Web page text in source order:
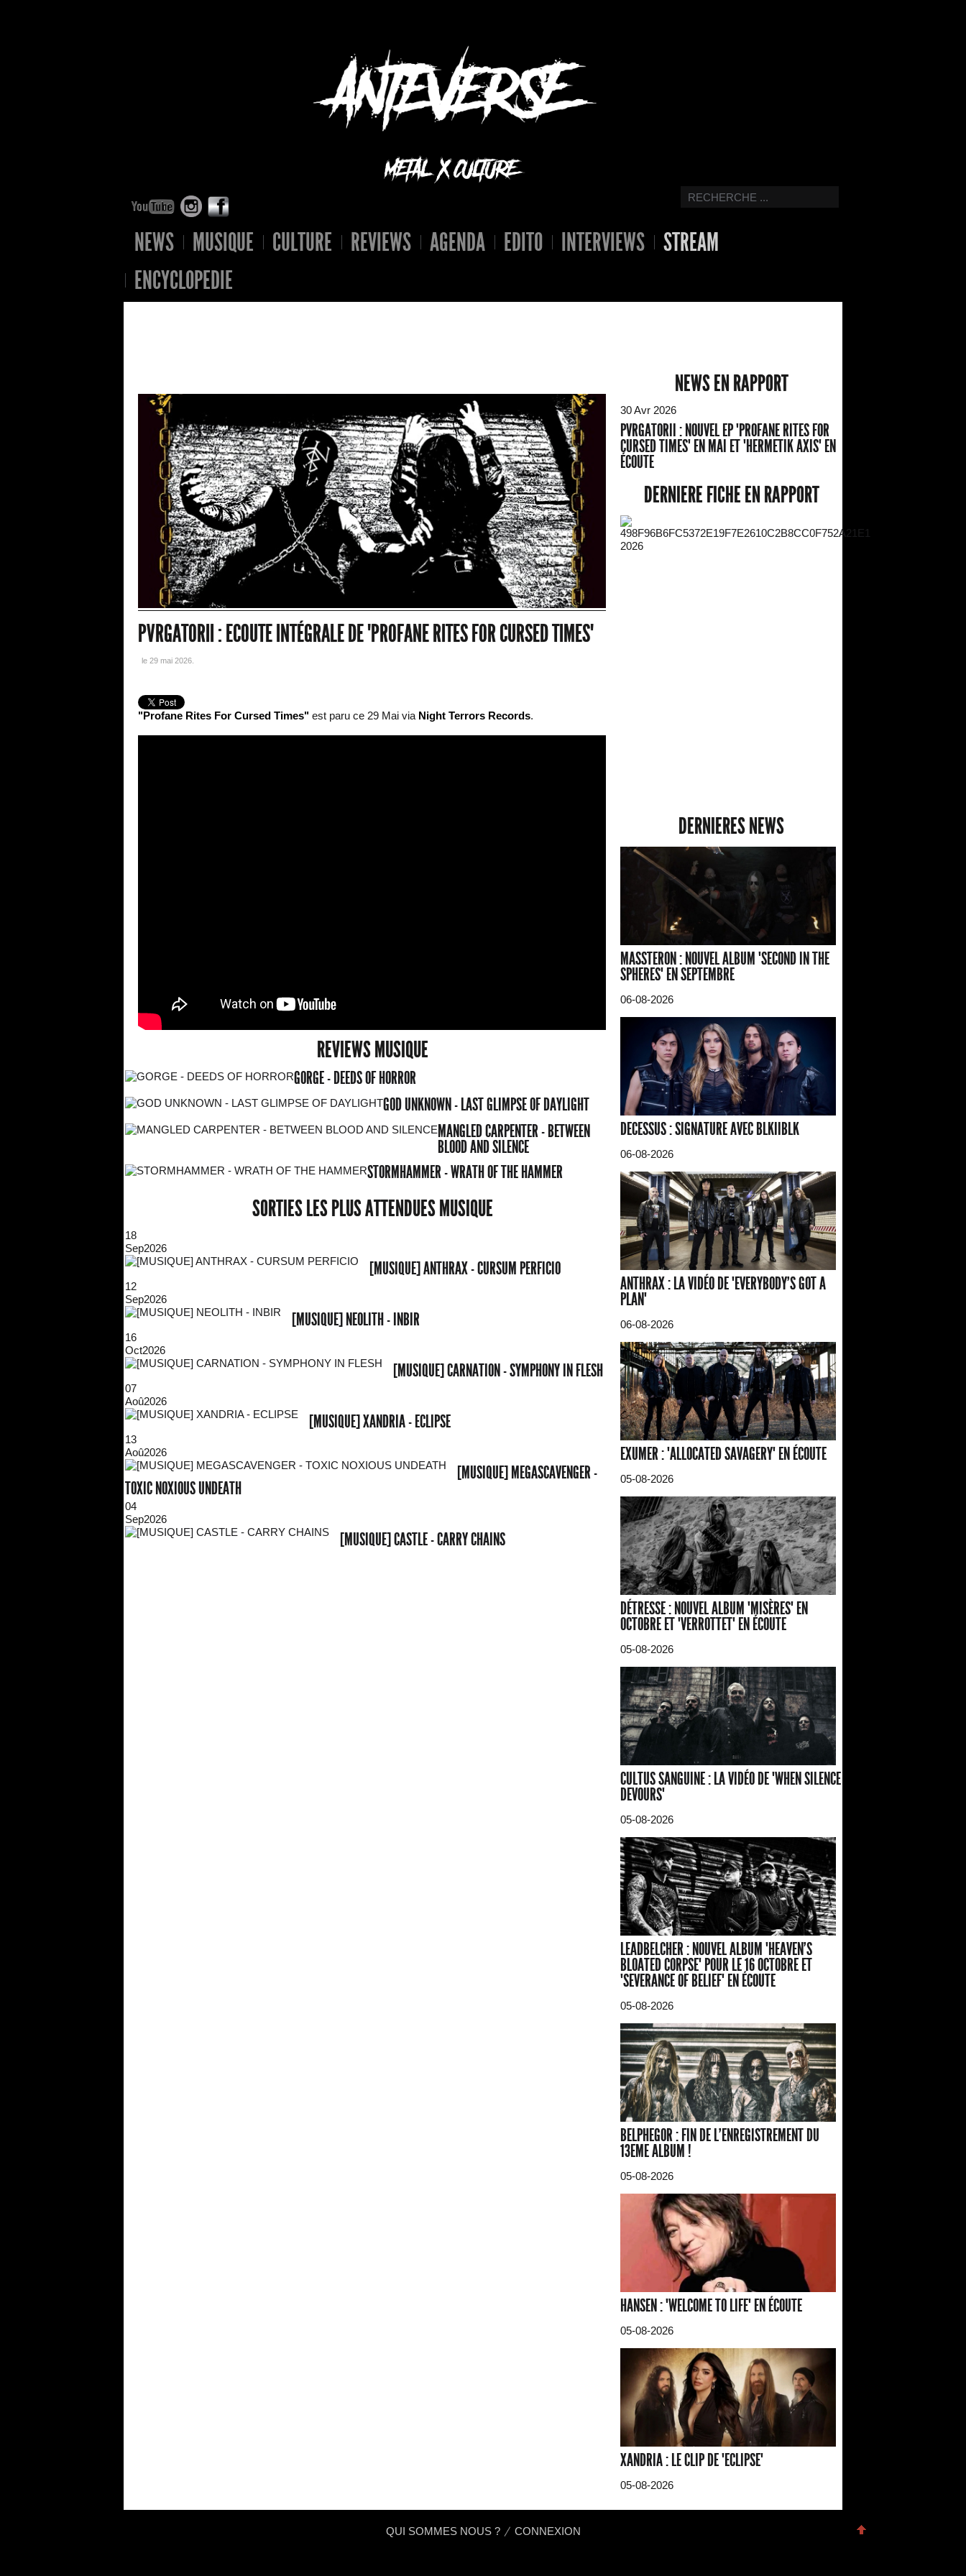
NEWS MUSIQUE CULTURE REVIEWS AGENDA EDITO INTERVIEWS
STREAM
ENCYCLOPEDIE
PVRGATORII : ECOUTE INTÉGRALE DE "PROFANE RITES FOR CURSED TIMES"
le 29 mai 2026
"Profane Rites For Cursed Times" est paru ce 29 Mai via Night Terrors Records.
REVIEWS MUSIQUE
GORGE - DEEDS OF HORROR
GOD UNKNOWN - LAST GLIMPSE OF DAYLIGHT
MANGLED CARPENTER - BETWEEN
BLOOD AND SILENCE
STORMHAMMER - WRATH OF THE HAMMER
SORTIES LES PLUS ATTENDUES MUSIQUE
18
Sep2026
[MUSIQUE] ANTHRAX - CURSUM PERFICIO
12
Sep2026
[MUSIQUE] NEOLITH - INBIR
16
Oct2026
[MUSIQUE] CARNATION - SYMPHONY IN FLESH
07
Aoû2026
[MUSIQUE] XANDRIA - ECLIPSE
13
Aoû2026
[MUSIQUE] MEGASCAVENGER -
TOXIC NOXIOUS UNDEATH
04
Sep2026
[MUSIQUE] CASTLE - CARRY CHAINS
NEWS EN RAPPORT
30 Avr 2026
PVRGATORII : NOUVEL EP "PROFANE RITES FOR
CURSED TIMES" EN MAI ET "HERMETIK AXIS" EN
ÉCOUTE
DERNIERE FICHE EN RAPPORT
2026
DERNIERES NEWS
MASSTERON : NOUVEL ALBUM "SECOND IN THE
SPHERES" EN SEPTEMBRE
06-08-2026
DECESSUS : SIGNATURE AVEC BLKIIBLK
06-08-2026
ANTHRAX : LA VIDÉO DE "EVERYBODY'S GOT A
PLAN"
06-08-2026
EXUMER : "ALLOCATED SAVAGERY" EN ÉCOUTE
05-08-2026
DÉTRESSE : NOUVEL ALBUM "MISÈRES" EN
OCTOBRE ET "VERROTTET" EN ÉCOUTE
05-08-2026
CULTUS SANGUINE : LA VIDÉO DE "WHEN SILENCE
DEVOURS"
05-08-2026
LEADBELCHER : NOUVEL ALBUM "HEAVEN'S
BLOATED CORPSE" POUR LE 16 OCTOBRE ET
"SEVERANCE OF BELIEF" EN ÉCOUTE
05-08-2026
BELPHEGOR : FIN DE L'ENREGISTREMENT DU
13EME ALBUM !
05-08-2026
HANSEN : "WELCOME TO LIFE" EN ÉCOUTE
05-08-2026
XANDRIA : LE CLIP DE "ECLIPSE"
05-08-2026
QUI SOMMES NOUS ? CONNEXION